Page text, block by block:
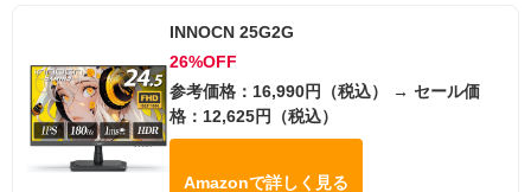
INNOCN 25G2G
26%OFF
参考価格：16,990円（税込） → セール価
格：12,625円（税込）
Amazonで詳しく見る